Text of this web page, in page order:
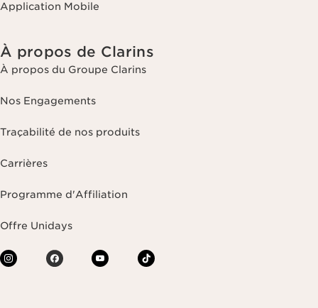
Application Mobile
À propos de Clarins
À propos du Groupe Clarins
Nos Engagements
Traçabilité de nos produits
Carrières
Programme d'Affiliation
Offre Unidays